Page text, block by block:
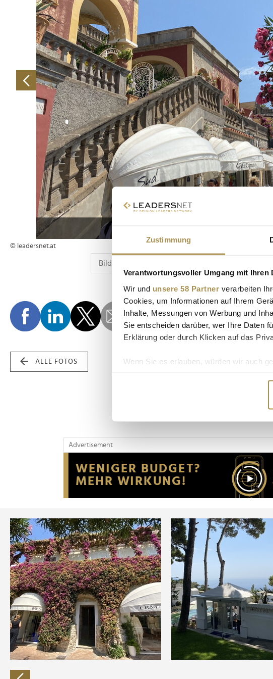
Zustimmung
Verantwortungsvoller Umgang mit Ihren
Wir und unsere 58 Partner verarbeiten
Cookies, um Informationen auf Ihrem
Inhalte, Messungen von Werbung und
Sie entscheiden darüber, wer Ihre Daten
Erklärung oder durch Klicken auf das
Wenn Sie es erlauben, würden wir auch
Erfahren Sie mehr darüber, wie Ihre
Wir verwenden Cookies, um Inhalte und
Website an unsere Partner für soziale
möglicherweise mit weiteren Daten
der Dienste gesammelt haben.
© leadersnet.at
ALLE FOTOS
Advertisement